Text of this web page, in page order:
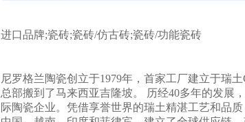
进口品牌;瓷砖;瓷砖/仿古砖;瓷砖/功能瓷砖
尼罗格兰陶瓷创立于1979年，首家工厂建立于瑞
总部搬到了马来西亚吉隆坡。 历经40多年的发展
际陶瓷企业。凭借享誉世界的瑞土精湛工艺和品